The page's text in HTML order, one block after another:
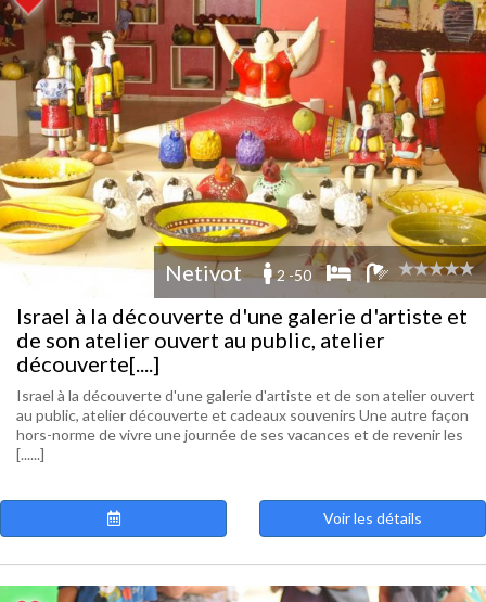
Netivot 2 -50
Israel à la découverte d'une galerie d'artiste et
de son atelier ouvert au public, atelier
découverte[....]
Israel à la découverte d'une galerie d'artiste et de son atelier ouvert
au public, atelier découverte et cadeaux souvenirs Une autre façon
hors-norme de vivre une journée de ses vacances et de revenir les
[......]
Voir les détails